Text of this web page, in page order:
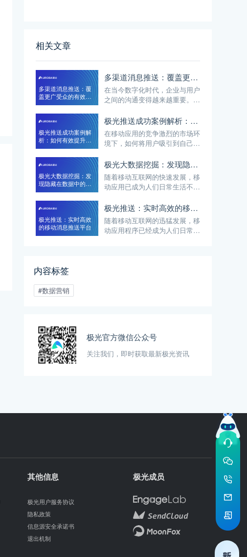
相关文章
多渠道消息推送：覆
盖更广受众的有效策
略
多渠道消息推送：覆盖更广受众的有效策略
在当今数字化时代，企业与用户
之间的沟通变得越来越重要。而
营销策略，可以帮助企业将信息
传达给更广泛的受众，并提升用
户参与度和品牌影响力。本文将
探讨多渠道消息推送的重要性，
实现更广泛受众的覆盖和有效营
销
极光推送成功案例解
析：如何有效提升营
销效果
极光推送成功案例解析：如何有效提升营销效果
在移动应用的竞争激烈的市场环
境下，如何将用户吸引到自己的
率是每个开发者都面临的重要课
题。而极光推送作为一款强大的
移动消息推送平台，为开发者提
供了实时高效的消息传递工具，
有效提升营销效果的潜力。
极光大数据挖掘：发
现隐藏在数据中的商
机
极光大数据挖掘：发现隐藏在数据中的商机
随着移动互联网的快速发展，移
动应用已成为人们日常生活不可
的是海量的数据积累，如何从这
些数据中挖掘出有价值的信息和
商机成为了许多企业和开发者面
临的重要课题。而极光大数据挖
极光推送：实时高效
的移动消息推送平台
极光推送：实时高效的移动消息推送平台
随着移动互联网的迅猛发展，移
动应用程序已经成为人们日常生
内容标签
#数据营销
极光官方微信公众号
关注我们，即时获取最新极光资讯
其他信息
极光用户服务协议
隐私政策
信息源安全承诺书
退出机制
极光成员